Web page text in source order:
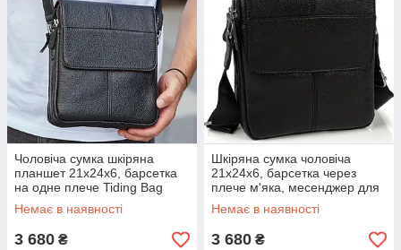
Чоловіча сумка шкіряна
планшет 21х24х6, барсетка
на одне плече Tiding Bag
M1254A чорна
Немає в наявності
3 680 ₴
Шкіряна сумка чоловіча
21х24х6, барсетка через
плече м'яка, месенджер для
гаджетів BEXHILL TD-21334A
Немає в наявності
3 680 ₴